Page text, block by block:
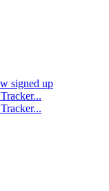
signed up